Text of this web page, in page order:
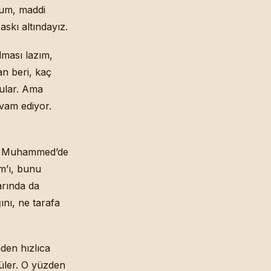
maddi
altındayız.
lazım,
beri, kaç
Ama
ediyor.
bunu
da
ne tarafa
hızlıca
O yüzden